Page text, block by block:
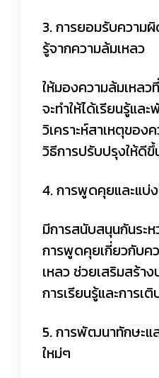
3. การยอมรับความ
รู้จากความล้มเหลว
ให้มองความล้มเหลว
จะทำให้ได้เรียนรู้แ
วิเคราะห์สาเหตุของ
วิธีการปรับปรุงให้ดีขึ้
4. การพูดคุยและแบ่
มีการสนับสนุนกันระ
การพูดคุยเกี่ยวกับค
เหลว ช่วยเสริมสร้า
การเรียนรู้และการเ
5. การพัฒนาทักษะแ
ใหม่ๆ